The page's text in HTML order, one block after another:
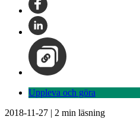
Uppleva och göra
2018-11-27 | 2 min läsning